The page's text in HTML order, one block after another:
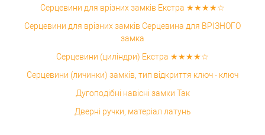
Серцевини для врізних замків Екстра ★★★★☆
Серцевини для врізних замків Серцевина для ВРІЗНОГО
замка
Серцевини (циліндри) Екстра ★★★★☆
Серцевини (личинки) замків, тип відкриття ключ - ключ
Дугоподібні навісні замки Так
Дверні ручки, матеріал латунь